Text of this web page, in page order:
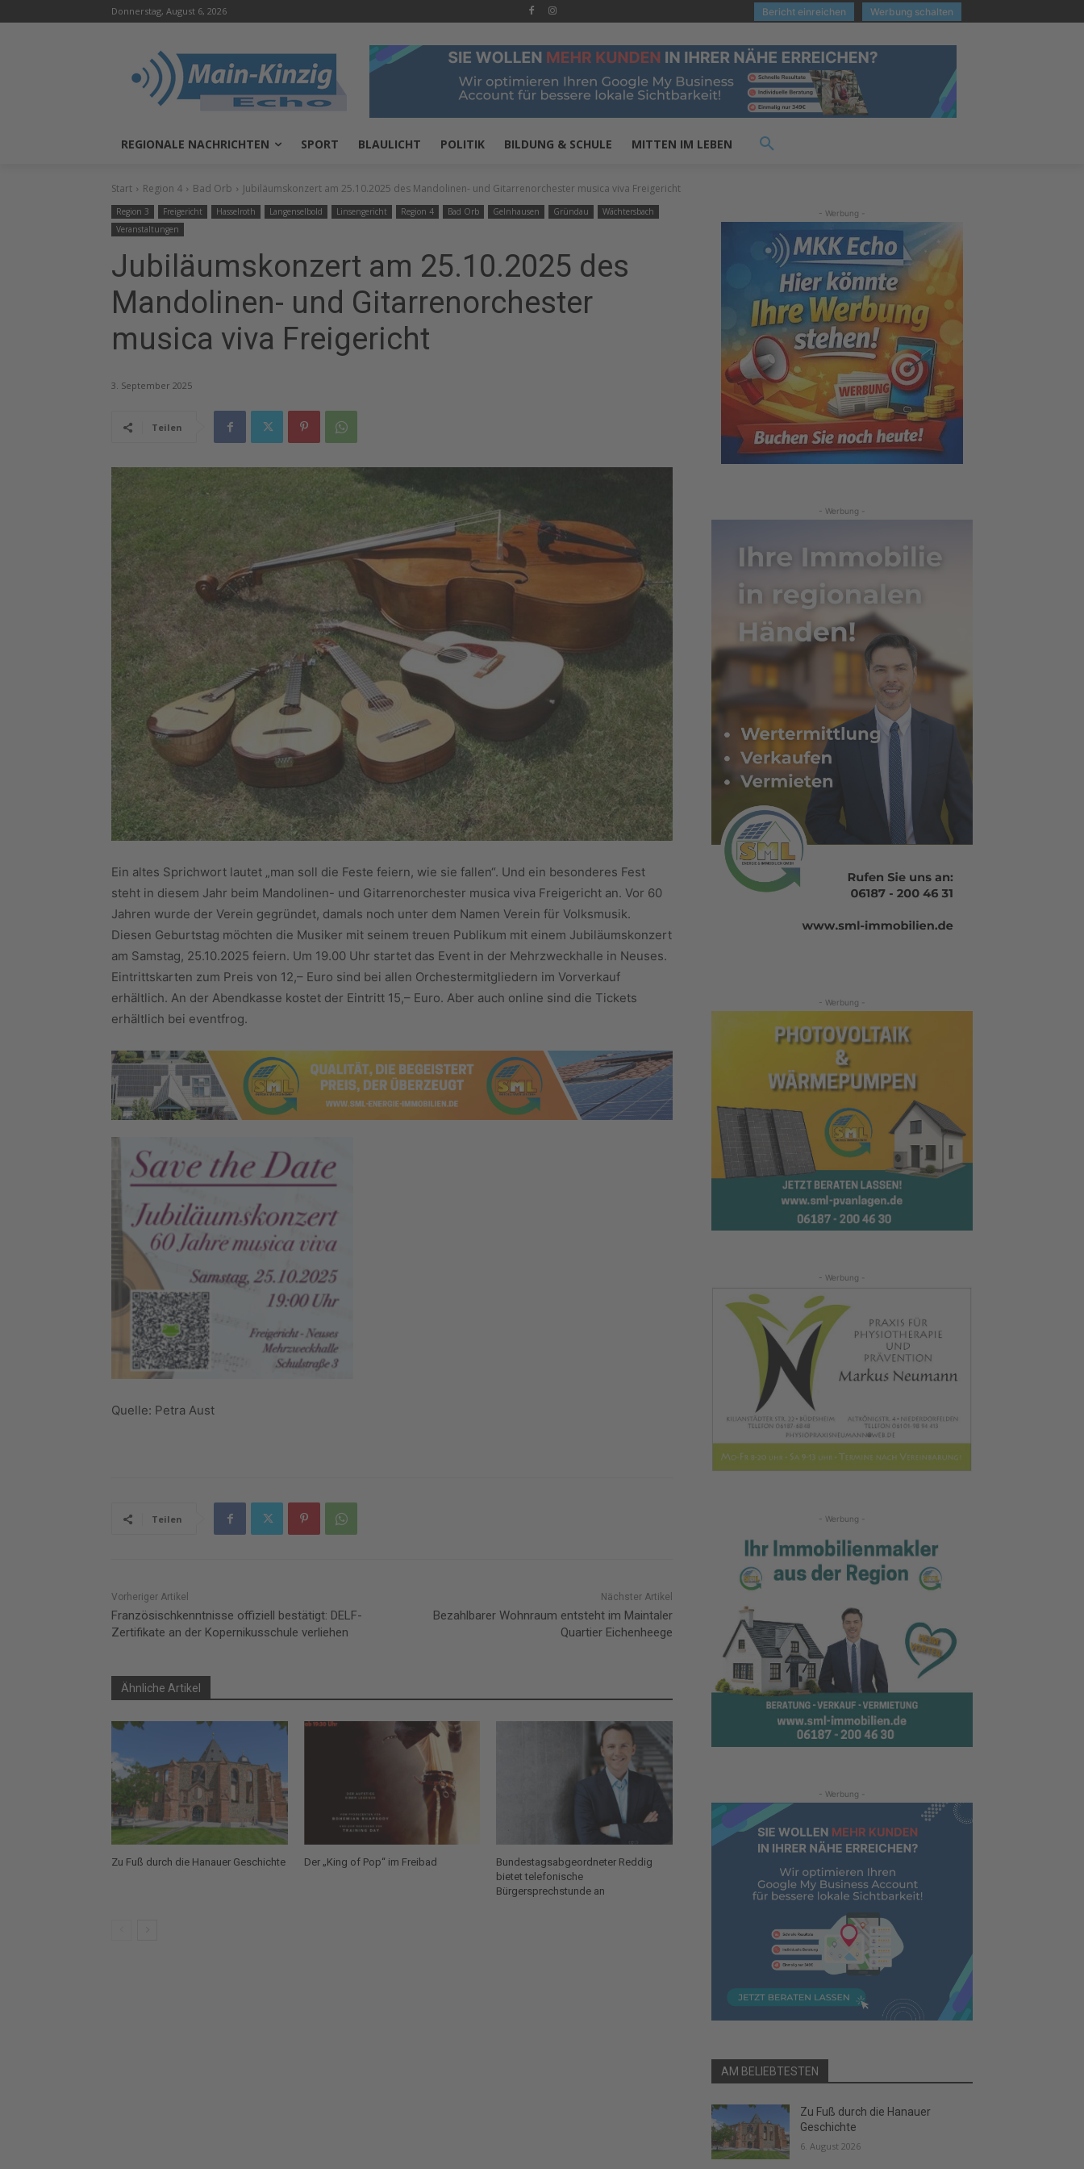
Donnerstag, August 6, 2026 Bericht einreichen Werbung schalten
REGIONALE NACHRICHTEN SPORT BLAULICHT POLITIK BILDUNG & SCHULE MITTEN IM LEBEN
Start Region 4 Bad Orb Jubiläumskonzert am 25.10.2025 des Mandolinen- und Gitarrenorchester musica viva Freigericht
Region 3 Freigericht Hasselroth Langenselbold Linsengericht Region 4 Bad Orb Gelnhausen Gründau
Wächtersbach
Veranstaltungen
Jubiläumskonzert am 25.10.2025 des
Mandolinen- und Gitarrenorchester
musica viva Freigericht
3. September 2025
Teilen
Ein altes Sprichwort lautet „man soll die Feste feiern, wie sie fallen“. Und ein besonderes Fest
steht in diesem Jahr beim Mandolinen- und Gitarrenorchester musica viva Freigericht an. Vor 60
Jahren wurde der Verein gegründet, damals noch unter dem Namen Verein für Volksmusik.
Diesen Geburtstag möchten die Musiker mit seinem treuen Publikum mit einem Jubiläumskonzert
am Samstag, 25.10.2025 feiern. Um 19.00 Uhr startet das Event in der Mehrzweckhalle in Neuses.
Eintrittskarten zum Preis von 12,– Euro sind bei allen Orchestermitgliedern im Vorverkauf
erhältlich. An der Abendkasse kostet der Eintritt 15,– Euro. Aber auch online sind die Tickets
erhältlich bei eventfrog.
Quelle: Petra Aust
Teilen
Vorheriger Artikel
Französischkenntnisse offiziell bestätigt: DELF-
Zertifikate an der Kopernikusschule verliehen
Nächster Artikel
Bezahlbarer Wohnraum entsteht im Maintaler
Quartier Eichenheege
Ähnliche Artikel
Zu Fuß durch die Hanauer Geschichte Der „King of Pop“ im Freibad
Bundestagsabgeordneter Reddig
bietet telefonische
Bürgersprechstunde an
- Werbung -
- Werbung -
- Werbung -
- Werbung -
- Werbung -
- Werbung -
AM BELIEBTESTEN
Zu Fuß durch die Hanauer
Geschichte
6. August 2026